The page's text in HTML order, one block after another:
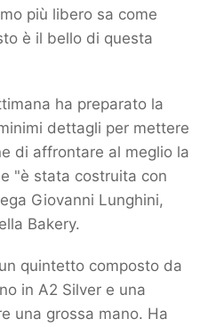
più libero sa come
è il bello di questa
ha preparato la
dettagli per mettere
di affrontare al meglio la
"è stata costruita con
Giovanni Lunghini,
Bakery.
quintetto composto da
in A2 Silver e una
una grossa mano. Ha